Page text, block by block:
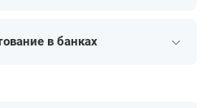
Для госслужащих
в банках